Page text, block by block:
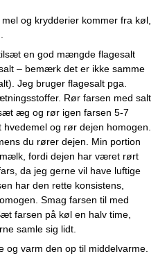
og krydderier kommer fra køl,
en god mængde flagesalt
– bemærk det er ikke samme
Jeg bruger flagesalt pga.
Rør farsen med salt
æg og rør igen farsen 5-7
og rør dejen homogen.
du rører dejen. Min portion
fordi dejen har været rørt
da jeg gerne vil have luftige
har den rette konsistens,
Smag farsen til med
farsen på køl en halv time,
samle sig lidt.
og varm den op til middelvarme.